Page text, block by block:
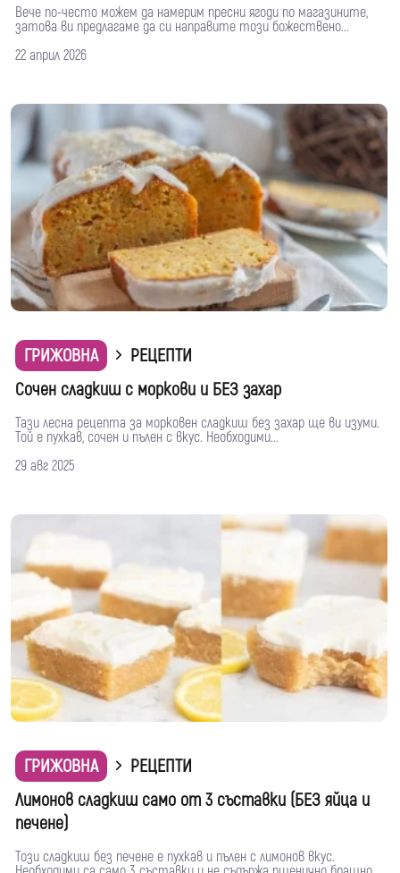
Вече по-често можем да намерим пресни ягоди по магазините,
затова ви предлагаме да си направите този божествено...
22 април 2026
ГРИЖОВНА
РЕЦЕПТИ
Сочен сладкиш с моркови и БЕЗ захар
Тази лесна рецепта за морковен сладкиш без захар ще ви изуми.
Той е пухкав, сочен и пълен с вкус. Необходими...
29 авг 2025
ГРИЖОВНА
РЕЦЕПТИ
Лимонов сладкиш само от 3 съставки (БЕЗ яйца и
печене)
Този сладкиш без печене е пухкав и пълен с лимонов вкус.